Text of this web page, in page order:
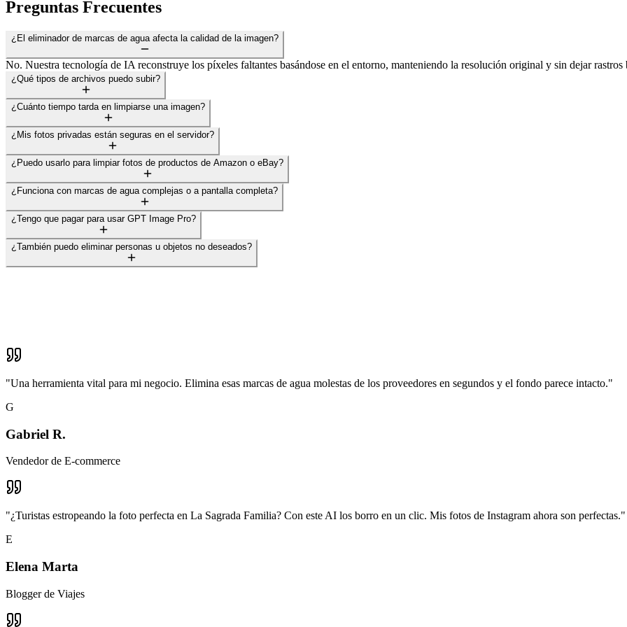
Preguntas Frecuentes
¿El eliminador de marcas de agua afecta la calidad de la imagen?
No. Nuestra tecnología de IA reconstruye los píxeles faltantes basándose en el entorno, manteniendo la resolución original y sin dejar rastros
¿Qué tipos de archivos puedo subir?
¿Cuánto tiempo tarda en limpiarse una imagen?
¿Mis fotos privadas están seguras en el servidor?
¿Puedo usarlo para limpiar fotos de productos de Amazon o eBay?
¿Funciona con marcas de agua complejas o a pantalla completa?
¿Tengo que pagar para usar GPT Image Pro?
¿También puedo eliminar personas u objetos no deseados?
"Una herramienta vital para mi negocio. Elimina esas marcas de agua molestas de los proveedores en segundos y el fondo parece intacto."
G
Gabriel R.
Vendedor de E-commerce
"¿Turistas estropeando la foto perfecta en La Sagrada Familia? Con este AI los borro en un clic. Mis fotos de Instagram ahora son perfectas."
E
Elena Marta
Blogger de Viajes